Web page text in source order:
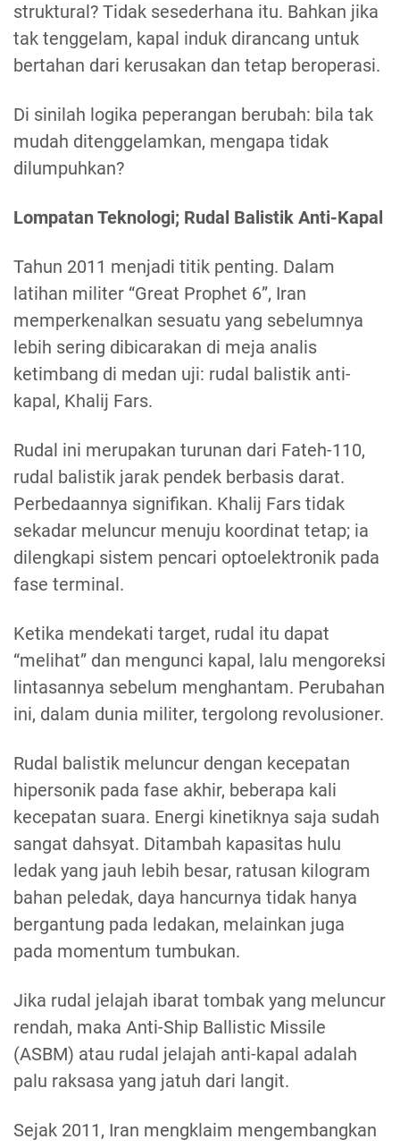
struktural? Tidak sesederhana itu. Bahkan jika
tak tenggelam, kapal induk dirancang untuk
bertahan dari kerusakan dan tetap beroperasi.
Di sinilah logika peperangan berubah: bila tak
mudah ditenggelamkan, mengapa tidak
dilumpuhkan?
Lompatan Teknologi; Rudal Balistik Anti-Kapal
Tahun 2011 menjadi titik penting. Dalam
latihan militer “Great Prophet 6”, Iran
memperkenalkan sesuatu yang sebelumnya
lebih sering dibicarakan di meja analis
ketimbang di medan uji: rudal balistik anti-
kapal, Khalij Fars.
Rudal ini merupakan turunan dari Fateh-110,
rudal balistik jarak pendek berbasis darat.
Perbedaannya signifikan. Khalij Fars tidak
sekadar meluncur menuju koordinat tetap; ia
dilengkapi sistem pencari optoelektronik pada
fase terminal.
Ketika mendekati target, rudal itu dapat
“melihat” dan mengunci kapal, lalu mengoreksi
lintasannya sebelum menghantam. Perubahan
ini, dalam dunia militer, tergolong revolusioner.
Rudal balistik meluncur dengan kecepatan
hipersonik pada fase akhir, beberapa kali
kecepatan suara. Energi kinetiknya saja sudah
sangat dahsyat. Ditambah kapasitas hulu
ledak yang jauh lebih besar, ratusan kilogram
bahan peledak, daya hancurnya tidak hanya
bergantung pada ledakan, melainkan juga
pada momentum tumbukan.
Jika rudal jelajah ibarat tombak yang meluncur
rendah, maka Anti-Ship Ballistic Missile
(ASBM) atau rudal jelajah anti-kapal adalah
palu raksasa yang jatuh dari langit.
Sejak 2011, Iran mengklaim mengembangkan